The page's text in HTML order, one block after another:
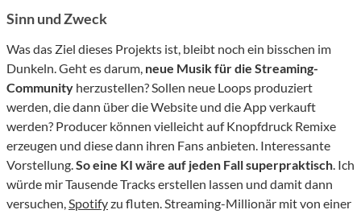
Sinn und Zweck
Was das Ziel dieses Projekts ist, bleibt noch ein bisschen im
Dunkeln. Geht es darum, neue Musik für die Streaming-
Community herzustellen? Sollen neue Loops produziert
werden, die dann über die Website und die App verkauft
werden? Producer können vielleicht auf Knopfdruck Remixe
erzeugen und diese dann ihren Fans anbieten. Interessante
Vorstellung.So eine KI wäre auf jeden Fall superpraktisch. Ich
würde mir Tausende Tracks erstellen lassen und damit dann
versuchen,Spotifyzu fluten. Streaming-Millionär mit von einer